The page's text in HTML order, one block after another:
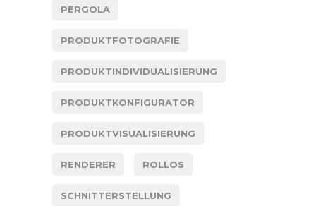
PERGOLA
PRODUKTFOTOGRAFIE
PRODUKTINDIVIDUALISIERUNG
PRODUKTKONFIGURATOR
PRODUKTVISUALISIERUNG
RENDERER ROLLOS
SCHNITTERSTELLUNG